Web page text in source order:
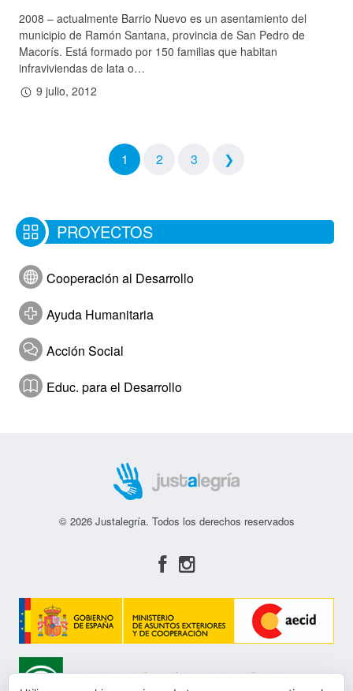
2008 – actualmente Barrio Nuevo es un asentamiento del
municipio de Ramón Santana, provincia de San Pedro de
Macorís. Está formado por 150 familias que habitan
infraviviendas de lata o…
9 julio, 2012
1 2 3 ❯
PROYECTOS
Cooperación al Desarrollo
Ayuda Humanitaria
Acción Social
Educ. para el Desarrollo
© 2026 Justalegría. Todos los derechos reservados